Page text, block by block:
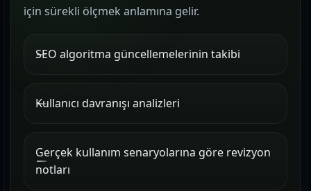
için sürekli ölçmek anlamına gelir.
SEO algoritma güncellemelerinin takibi
Kullanıcı davranışı analizleri
Gerçek kullanım senaryolarına göre revizyon
notları